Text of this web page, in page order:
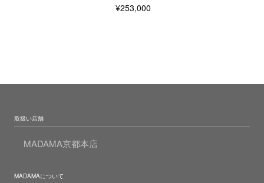
¥253,000
取扱い店舗
MADAMA京都本店
MADAMAについて